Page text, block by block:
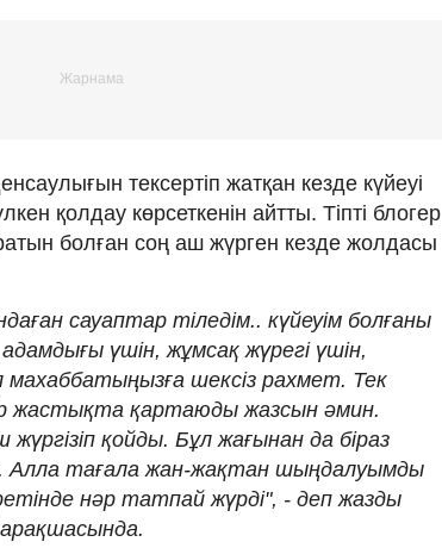
тексертіп жатқан кезде күйеуі
қолдау көрсеткенін айтты. Тіпті блогер
болған соң аш жүрген кезде жолдасы
сауаптар тіледім.. күйеуім болғаны
үшін, жұмсақ жүрегі үшін,
махаббатыңызға шексіз рахмет. Тек
жастықта қартаюды жазсын әмин.
жүргізіп қойды. Бұл жағынан да біраз
Алла тағала жан-жақтан шыңдалуымды
нәр татпай жүрді", - деп жазды